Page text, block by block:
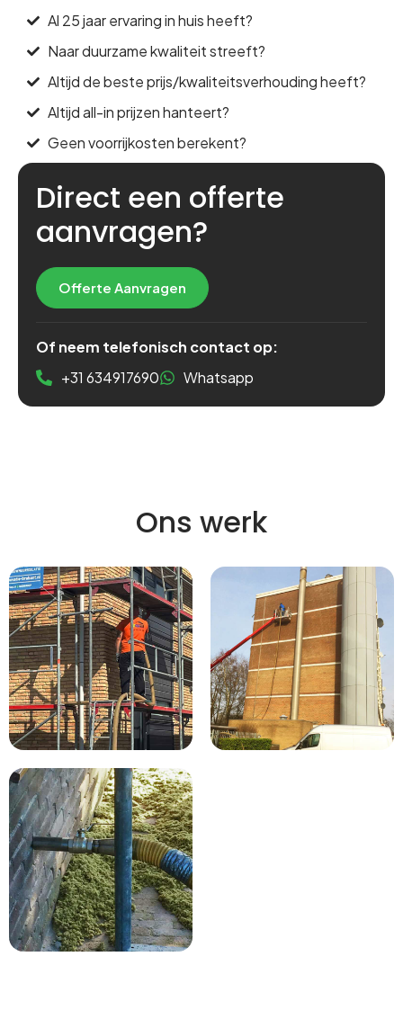
Al 25 jaar ervaring in huis heeft?
Naar duurzame kwaliteit streeft?
Altijd de beste prijs/kwaliteitsverhouding heeft?
Altijd all-in prijzen hanteert?
Geen voorrijkosten berekent?
Direct een offerte
aanvragen?
Offerte Aanvragen
Of neem telefonisch contact op:
+31 634917690
Whatsapp
Ons werk